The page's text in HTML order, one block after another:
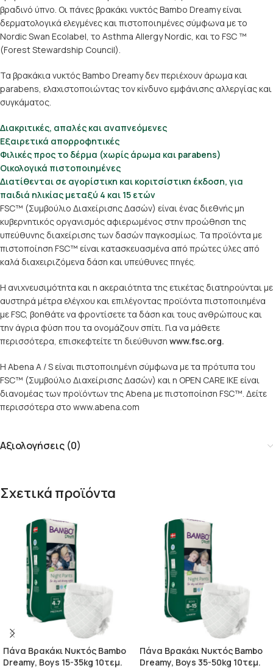
βραδινό ύπνο. Οι πάνες βρακάκι νυκτός Bambo Dreamy είναι
δερματολογικά ελεγμένες και πιστοποιημένες σύμφωνα με το
Nordic Swan Ecolabel, το Asthma Allergy Nordic, και το FSC ™
(Forest Stewardship Council).
Τα βρακάκια νυκτός Bambo Dreamy δεν περιέχουν άρωμα και
parabens, ελαχιστοποιώντας τον κίνδυνο εμφάνισης αλλεργίας και
συγκάματος.
Διακριτικές, απαλές και αναπνεόμενες
Εξαιρετικά απορροφητικές
Φιλικές προς το δέρμα (χωρίς άρωμα και parabens)
Οικολογικά πιστοποιημένες
Διατίθενται σε αγορίστικη και κοριτσίστικη έκδοση, για
παιδιά ηλικίας μεταξύ 4 και 15 ετών
FSC™ (Συμβούλιο Διαχείρισης Δασών) είναι ένας διεθνής μη
κυβερνητικός οργανισμός αφιερωμένος στην προώθηση της
υπεύθυνης διαχείρισης των δασών παγκοσμίως. Τα προϊόντα με
πιστοποίηση FSC™ είναι κατασκευασμένα από πρώτες ύλες από
καλά διαχειριζόμενα δάση και υπεύθυνες πηγές.
Η ανιχνευσιμότητα και η ακεραιότητα της ετικέτας διατηρούνται με
αυστηρά μέτρα ελέγχου και επιλέγοντας προϊόντα πιστοποιημένα
με FSC, βοηθάτε να φροντίσετε τα δάση και τους ανθρώπους και
την άγρια φύση που τα ονομάζουν σπίτι. Για να μάθετε
περισσότερα, επισκεφτείτε τη διεύθυνση www.fsc.org.
Η Abena A / S είναι πιστοποιημένη σύμφωνα με τα πρότυπα του
FSC™ (Συμβούλιο Διαχείρισης Δασών) και η OPEN CARE IKE είναι
διανομέας των προϊόντων της Abena με πιστοποίηση FSC™. Δείτε
περισσότερα στο www.abena.com
Αξιολογήσεις (0)
Σχετικά προϊόντα
Πάνα Βρακάκι Νυκτός Bambo
Dreamy, Boys 15-35kg 10τεμ.
Πάνα Βρακάκι Νυκτός Bambo
Dreamy, Boys 35-50kg 10τεμ.